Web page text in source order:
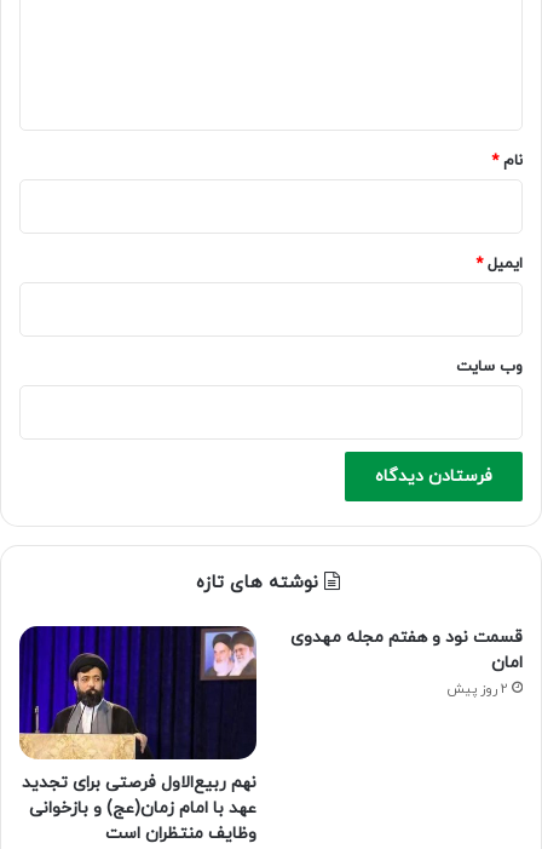
نام*
ایمیل*
وب‌ سایت
نوشته های تازه
قسمت نود و هفتم مجله مهدوی
امان
2 روز پیش
نهم ربیع‌الاول فرصتی برای تجدید
عهد با امام زمان(عج) و بازخوانی
وظایف منتظران است